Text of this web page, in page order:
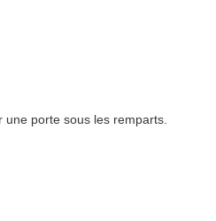
porte sous les remparts.